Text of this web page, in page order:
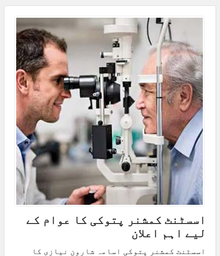
اسسٹنٹ کمشنر پتوکی کا عوام کے
لیے اہم اعلان
اسسٹنٹ کمشنر پتوکی اسامہ شارون نیازی کا